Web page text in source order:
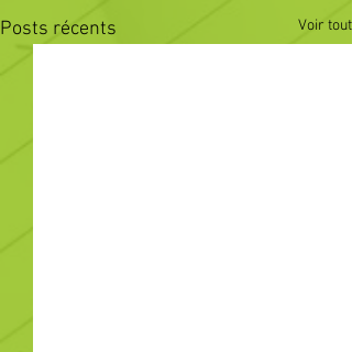
Posts récents Voir tout